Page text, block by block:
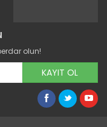
eğitiminiolun!
KAYIT OL